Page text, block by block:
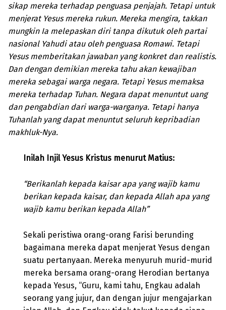
sikap mereka terhadap penguasa penjajah. Tetapi untuk
menjerat Yesus mereka rukun. Mereka mengira, takkan
mungkin Ia melepaskan diri tanpa dikutuk oleh partai
nasional Yahudi atau oleh penguasa Romawi. Tetapi
Yesus memberitakan jawaban yang konkret dan realistis.
Dan dengan demikian mereka tahu akan kewajiban
mereka sebagai warga negara. Tetapi Yesus memaksa
mereka terhadap Tuhan. Negara dapat menuntut uang
dan pengabdian dari warga-warganya. Tetapi hanya
Tuhanlah yang dapat menuntut seluruh kepribadian
makhluk-Nya.
Inilah Injil Yesus Kristus menurut Matius:
“Berikanlah kepada kaisar apa yang wajib kamu
berikan kepada kaisar, dan kepada Allah apa yang
wajib kamu berikan kepada Allah”
Sekali peristiwa orang-orang Farisi berunding
bagaimana mereka dapat menjerat Yesus dengan
suatu pertanyaan. Mereka menyuruh murid-murid
mereka bersama orang-orang Herodian bertanya
kepada Yesus, “Guru, kami tahu, Engkau adalah
seorang yang jujur, dan dengan jujur mengajarkan